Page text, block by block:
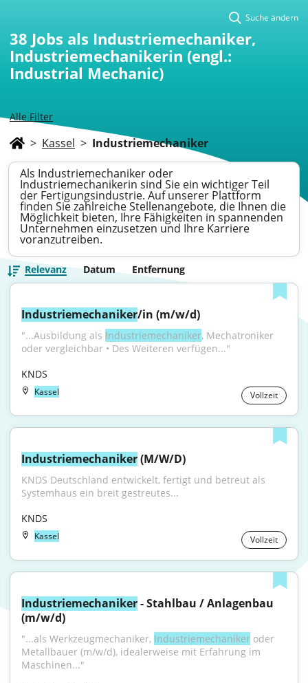
Alle Filter
Suche ändern
38 Jobs als Industriemechaniker,
Industriemechanikerin (engl.:
Industrial Mechanic)
> Kassel > Industriemechaniker
Als Industriemechaniker oder
Industriemechanikerin sind Sie ein wichtiger Teil
der Fertigungsindustrie. Auf unserer Plattform
finden Sie zahlreiche Stellenangebote, die Ihnen die
Möglichkeit bieten, Ihre Fähigkeiten in spannenden
Unternehmen einzusetzen und Ihre Karriere
voranzutreiben.
Relevanz Datum Entfernung
Industriemechaniker/in (m/w/d)
"...Ausbildung als Industriemechaniker, Mechatroniker
oder vergleichbar • Des Weiteren verfügen..."
KNDS
Kassel Vollzeit
Industriemechaniker (M/W/D)
KNDS Deutschland entwickelt, fertigt und betreut als
Systemhaus ein breit gestreutes...
KNDS
Kassel Vollzeit
Industriemechaniker - Stahlbau / Anlagenbau
(m/w/d)
"...als Werkzeugmechaniker, Industriemechaniker oder
Metallbauer (m/w/d), idealerweise mit Erfahrung im
Maschinen..."